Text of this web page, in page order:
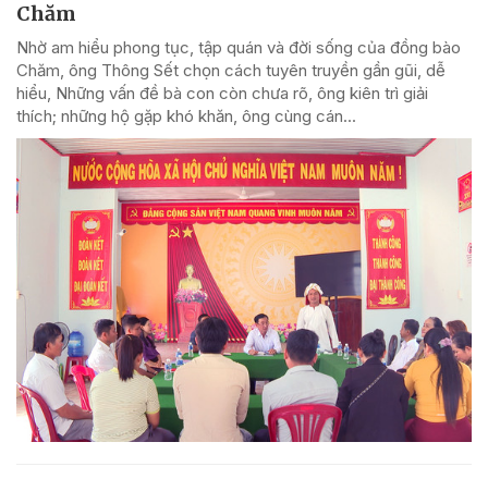
Chăm
Nhờ am hiểu phong tục, tập quán và đời sống của đồng bào
Chăm, ông Thông Sết chọn cách tuyên truyền gần gũi, dễ
hiểu, Những vấn đề bà con còn chưa rõ, ông kiên trì giải
thích; những hộ gặp khó khăn, ông cùng cán...